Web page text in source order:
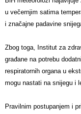
u večernjim satima
i značajne padavine
Zbog toga, Institut za
građane na potrebu
respiratornih organa u
mogu nastati na snijegu i
Pravilnim postupanjem i